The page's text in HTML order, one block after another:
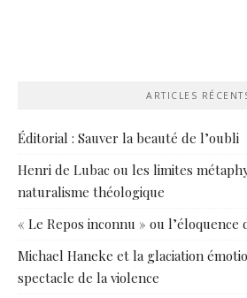
ARTICLES
Éditorial : Sauver la beauté de l’oubli
Henri de Lubac ou les limites
naturalisme théologique
« Le Repos inconnu » ou l’éloquence
Michael Haneke et la glaciation
spectacle de la violence